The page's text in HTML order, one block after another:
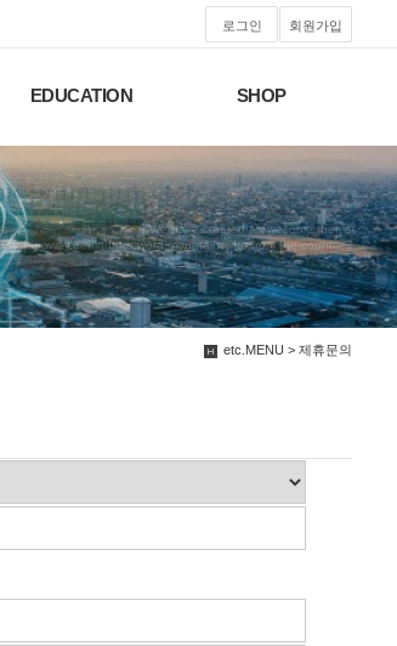
로그인 회원가입
EDUCATION SHOP
We have created a awesome theme
Far far away,behind the word mountains, far from the countries
etc.MENU > 제휴문의